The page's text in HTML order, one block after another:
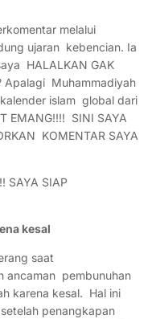
melalui
ujaran kebencian. Ia
HALALKAN GAK
Apalagi Muhammadiyah
islam global dari
EMANG!!!! SINI SAYA
KOMENTAR SAYA
SAYA SIAP
kesal
saat
ancaman pembunuhan
karena kesal. Hal ini
penangkapan